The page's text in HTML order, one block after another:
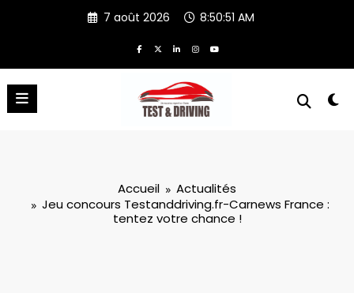
7 août 2026 8:50:51 AM
Accueil
Actualités
Jeu concours Testanddriving.fr-Carnews France :
tentez votre chance !